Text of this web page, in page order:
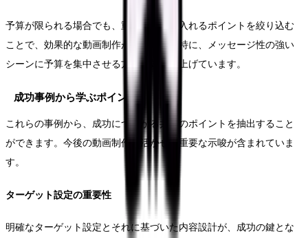
予算が限られる場合でも、重点的に力を入れるポイントを絞り込む
ことで、効果的な動画制作が可能です。特に、メッセージ性の強い
シーンに予算を集中させる方法が効果を上げています。
成功事例から学ぶポイント
これらの事例から、成功につながる共通のポイントを抽出すること
ができます。今後の動画制作に活かせる重要な示唆が含まれていま
す。
ターゲット設定の重要性
明確なターゲット設定とそれに基づいた内容設計が、成功の鍵とな